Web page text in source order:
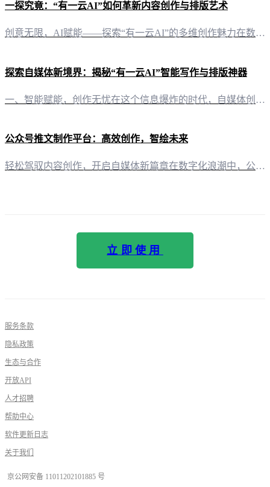
一探究竟：“有一云AI”如何革新内容创作与排版艺术
创意无限，AI赋能——探索“有一云AI”的多维创作魅力在数字化浪潮席卷的今天，内容创作与排版已成为自媒体创作者们的重要课题。一款名为“有一云AI”的创新型AI智能写作+排版软件，正以其独特的魅力，为创作者们开辟了一条全新的内容创作之路。 独具匠心，排版之美——数千款装修皮肤助你打造个性作品“有一云AI”深知，内容排版是作品灵魂的展现。为此，它提供了包含标题、内容、图文、分隔、引导五大类数千款装修
探索自媒体新境界：揭秘“有一云AI”智能写作与排版神器
一、智能赋能，创作无忧在这个信息爆炸的时代，自媒体创作者们面临着内容创作和排版的双重压力。而“有一云AI”应运而生，以其卓越的智能写作和排版能力，为自媒体创作者们提供了一片广阔的创作天地。 二、排版之美，尽在掌握“有一云AI”在内容排版方面独具匠心，提供包含标题、内容、图文、分隔、引导五大类的数千款装修皮肤。无论是简约大气，还是华丽繁复，都能在这里找到心仪的样式。让您的文章不仅内容丰富，更在视觉
公众号推文制作平台：高效创作，智绘未来
轻松驾驭内容创作，开启自媒体新篇章在数字化浪潮中，公众号推文成为品牌传播和内容分享的重要窗口。为了帮助自媒体创作者们高效地制作出引人入胜的公众号推文，“有一云AI”应运而生，这款创新型AI智能写作+排版软件，正引领着内容创作的新潮流。 AI智能写作，化繁为简，创意无限“有一云AI”的核心优势在于其AI智能写作功能。它能够理解创作需求，自动生成高质量的文案内容，不仅节省了创作者的时间，还能激发出新
立即使用
服务条款
隐私政策
生态与合作
开放API
人才招聘
帮助中心
软件更新日志
关于我们
京公网安备 11011202101885 号